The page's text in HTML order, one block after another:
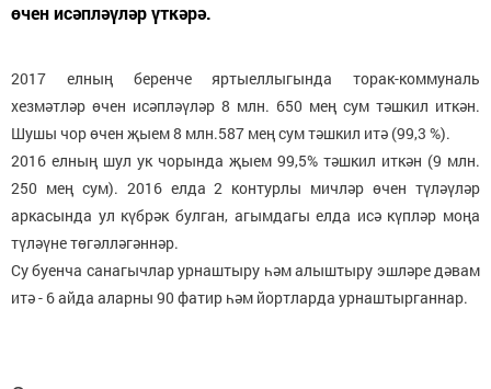
өчен исәпләүләр үткәрә.
2017 елның беренче яртыеллыгында торак-коммуналь
хезмәтләр өчен исәпләүләр 8 млн. 650 мең сум тәшкил иткән.
Шушы чор өчен җыем 8 млн.587 мең сум тәшкил итә (99,3 %).
2016 елның шул ук чорында җыем 99,5% тәшкил иткән (9 млн.
250 мең сум). 2016 елда 2 контурлы мичләр өчен түләүләр
аркасында ул күбрәк булган, агымдагы елда исә күпләр моңа
түләүне төгәлләгәннәр.
Су буенча санагычлар урнаштыру һәм алыштыру эшләре дәвам
итә - 6 айда аларны 90 фатир һәм йортларда урнаштырганнар.